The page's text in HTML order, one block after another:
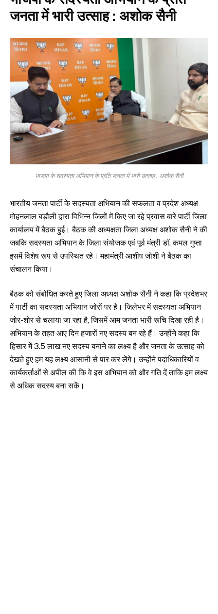
जनता में भारी उत्साह : अशोक सैनी
भाजपा के सदस्यता अभियान के प्रति जनता में भारी उत्साह : अशोक सैनी
भारतीय जनता पार्टी के सदस्यता अभियान की सफलता व प्रदेश अध्यक्ष
मोहनलाल बड़ौली द्वारा विभिन्न जिलों में किए जा रहे प्रवास बारे पार्टी जिला
कार्यालय में बैठक हुई। बैठक की अध्यक्षता जिला अध्यक्ष अशोक सैनी ने की
जबकि सदस्यता अभियान के जिला संयोजक एवं पूर्व मंत्री डॉ. कमल गुप्ता
इसमें विशेष रूप से उपस्थित रहे। महामंत्री आशीष जोशी ने बैठक का
संचालन किया।
बैठक को संबोधित करते हुए जिला अध्यक्ष अशोक सैनी ने कहा कि प्रदेशभर
में पार्टी का सदस्यता अभियान जोरों पर है। जिलेभर में सदस्यता अभियान
जोर-शोर से चलाया जा रहा है, जिसमें आम जनता भारी रूचि दिखा रही है।
अभियान के तहत आए दिन हजारों नए सदस्य बन रहे हैं। उन्होंने कहा कि
हिसार में 3.5 लाख नए सदस्य बनाने का लक्ष्य है और जनता के उत्साह को
देखते हुए हम यह लक्ष्य आसानी से पार कर लेंगे। उन्होंने पदाधिकारियों व
कार्यकर्ताओं से अपील की कि वे इस अभियान को और गति दें ताकि हम लक्ष्य
से अधिक सदस्य बना सकें।